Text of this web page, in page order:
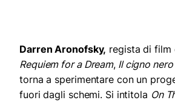
Darren Aronofsky, regista di film
Requiem for a Dream, Il cigno nero
torna a sperimentare con un
fuori dagli schemi. Si intitola On